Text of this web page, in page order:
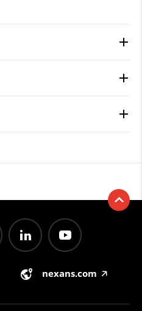
nexans.com 🡥